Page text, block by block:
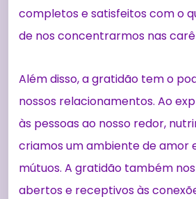
completos e satisfeitos com o
de nos concentrarmos nas
Além disso, a gratidão tem o
nossos relacionamentos. Ao
às pessoas ao nosso redor,
criamos um ambiente de amor
mútuos. A gratidão também
abertos e receptivos às